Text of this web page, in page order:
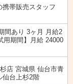
携帯販売スタッフ
間あり 3ヶ月 月給2
期間】月給 24000
店 宮城県 仙台市青
台上杉2階